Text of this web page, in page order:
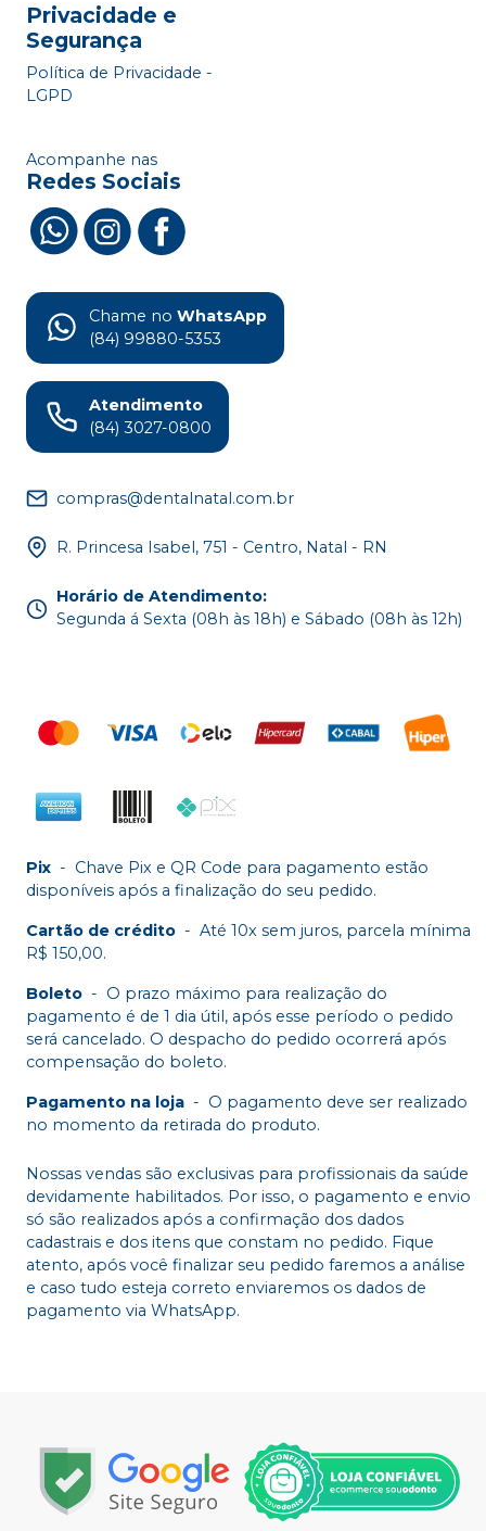
Privacidade e
Segurança
Política de Privacidade -
LGPD
Acompanhe nas
Redes Sociais
Chame no WhatsApp
(84) 99880-5353
Atendimento
(84) 3027-0800
compras@dentalnatal.com.br
R. Princesa Isabel, 751 - Centro, Natal - RN
Horário de Atendimento:
Segunda á Sexta (08h às 18h) e Sábado (08h às 12h)
Pix - Chave Pix e QR Code para pagamento estão
disponíveis após a finalização do seu pedido.
Cartão de crédito - Até 10x sem juros, parcela mínima
R$ 150,00.
Boleto - O prazo máximo para realização do
pagamento é de 1 dia útil, após esse período o pedido
será cancelado. O despacho do pedido ocorrerá após
compensação do boleto.
Pagamento na loja - O pagamento deve ser realizado
no momento da retirada do produto.
Nossas vendas são exclusivas para profissionais da saúde
devidamente habilitados. Por isso, o pagamento e envio
só são realizados após a confirmação dos dados
cadastrais e dos itens que constam no pedido. Fique
atento, após você finalizar seu pedido faremos a análise
e caso tudo esteja correto enviaremos os dados de
pagamento via WhatsApp.